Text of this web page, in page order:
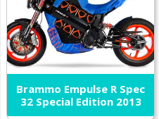
Brammo Empulse R Spec
32 Special Edition 2013